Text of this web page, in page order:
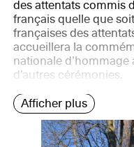
des attentats commis
français quelle que
françaises des
accueillera la
nationale
d’autres cérémonies.
Afficher plus